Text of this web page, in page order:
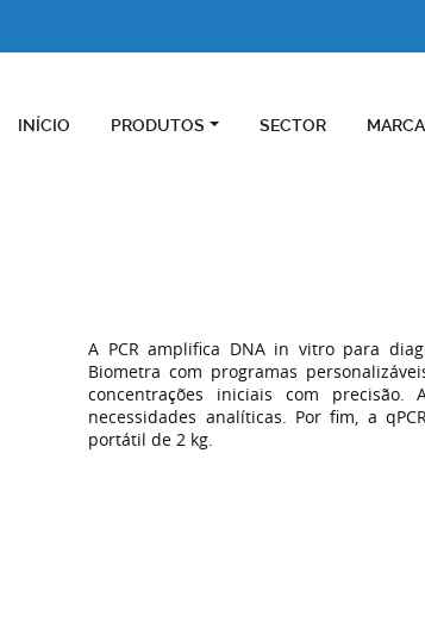
INÍCIO PRODUTOS SECTOR MARCA
A PCR amplifica DNA in vitro para
Biometra com programas
concentrações iniciais com precisão.
necessidades analíticas. Por fim, a
portátil de 2 kg.